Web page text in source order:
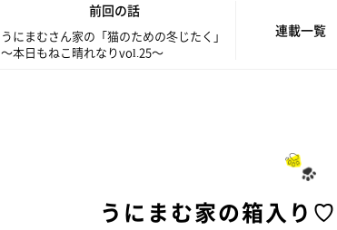
前回の話
うにまむさん家の「猫のための冬じたく」
～本日もねこ晴れなりvol.25～
連載一覧
うにまむ家の箱入り